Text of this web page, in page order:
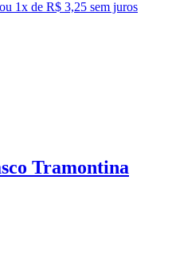
ou 1x de R$ 3,25 sem juros
Tramontina